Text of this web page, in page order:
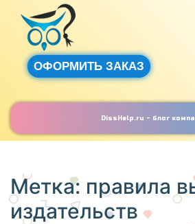
ОФОРМИТЬ ЗАКАЗ
DissHelp.ru - блог
Метка: правила
издательств